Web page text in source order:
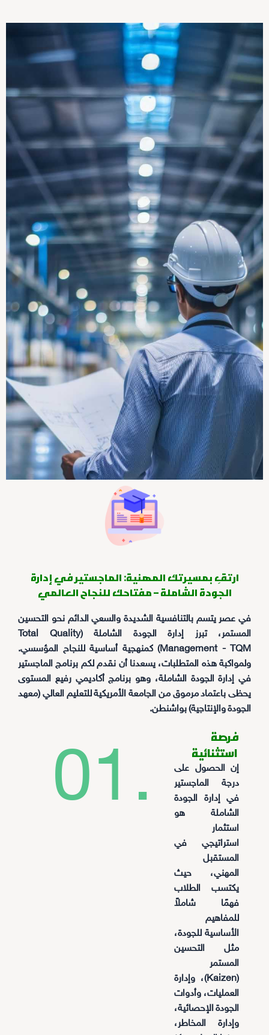
ارتقِ بمسيرتك المهنية: الماجستير في إدارة
الجودة الشاملة – مفتاحك للنجاح العالمي
في عصر يتسم بالتنافسية الشديدة والسعي الدائم نحو التحسين
المستمر، تبرز إدارة الجودة الشاملة (Total Quality
Management - TQM) كمنهجية أساسية للنجاح المؤسسي.
ولمواكبة هذه المتطلبات، يسعدنا أن نقدم لكم برنامج الماجستير
في إدارة الجودة الشاملة، وهو برنامج أكاديمي رفيع المستوى
يحظى باعتماد مرموق من الجامعة الأمريكية للتعليم العالي (معهد
الجودة والإنتاجية) بواشنطن.
01.
فرصة
إن الحصول على
درجة الماجستير
في إدارة الجودة
الشاملة هو
استثمار
استراتيجي في
المستقبل
المهني، حيث
يكتسب الطلاب
فهمًا شاملاً
للمفاهيم
الأساسية للجودة،
مثل التحسين
المستمر
(Kaizen)، وإدارة
العمليات، وأدوات
الجودة الإحصائية،
وإدارة المخاطر،